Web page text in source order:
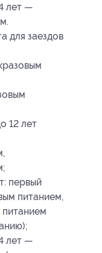
лет —
для заездов
12 лет
первый
питанием,
лет —